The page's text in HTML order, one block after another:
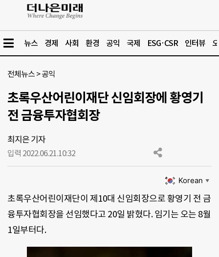
뉴스 경제 사회 환경 공익 국제 ESG·CSR 인터뷰
전체뉴스 >공익
초록우산어린이재단 신임회장에 황영기
전 금융투자협회장
최지은 기자
입력 2022.06.21.10:32
Korean ▼
초록우산어린이재단이 제10대 신임회장으로 황영기 전 금
융투자협회장을 선임했다고 20일 밝혔다. 임기는 오는 8월
1일부터다.